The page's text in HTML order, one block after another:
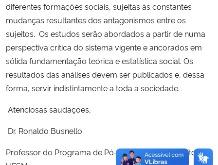
diferentes formações sociais, sujeitas às constantes
mudanças resultantes dos antagonismos entre os
sujeitos. Os estudos serão abordados a partir de numa
perspectiva crítica do sistema vigente e ancorados em
sólida fundamentação teórica e estatística social. Os
resultados das análises devem ser publicados e, dessa
forma, servir indistintamente a toda a sociedade.
Atenciosas saudações,
Dr. Ronaldo Busnello
Professor do Programa de Pó-Graduação em Direito da